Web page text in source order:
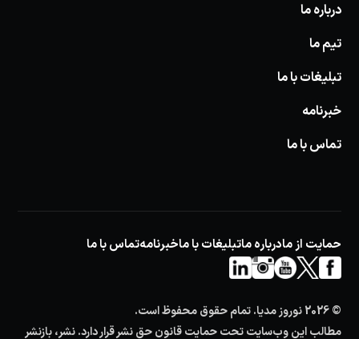
درباره ما
تیم ما
تبلیغات با ما
خبرنامه
تماس با ما
حمایت از مادرباره ماتبلیغات با ماخبرنامهتماس با ما
© 2026 نوروز مدیا. تمام حقوق محفوظ است.
مطالب این وب‌سایت تحت حمایت قانون حق نشر قرار دارد. نشر، بازنشر